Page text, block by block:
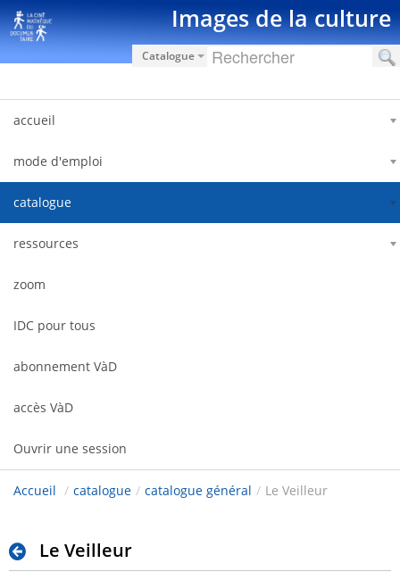
Saut au contenu Images de la culture
Catalogue
accueil
mode d'emploi
catalogue
ressources
zoom
IDC pour tous
abonnement VàD
accès VàD
Ouvrir une session
Accueil / catalogue / catalogue général / Le Veilleur
Le Veilleur